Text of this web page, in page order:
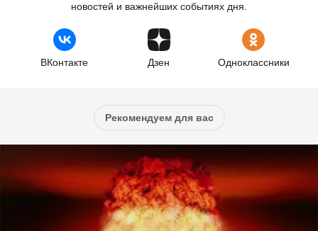
новостей и важнейших событиях дня.
ВКонтакте Дзен Одноклассники
Рекомендуем для вас